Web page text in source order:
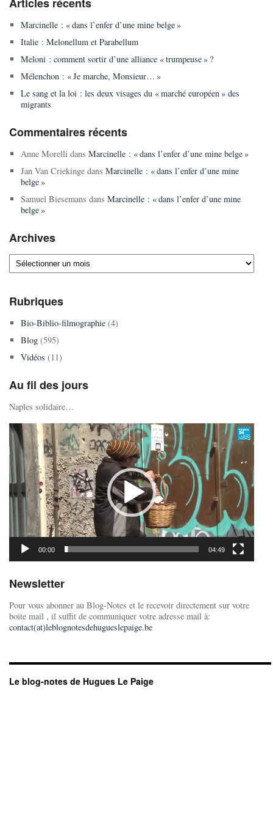
Marcinelle : « dans l’enfer d’une mine belge »
Italie : Melonellum et Parabellum
Meloni : comment sortir d’une alliance « trumpeuse » ?
Mélenchon : « Je marche, Monsieur… »
Le sang et la loi : les deux visages du « marché européen » des
migrants
Commentaires récents
Anne Morelli dans Marcinelle : « dans l’enfer d’une mine belge »
Jan Van Criekingedans Marcinelle : « dans l’enfer d’une mine
belge »
Samuel Biesemans dans Marcinelle : « dans l’enfer d’une mine
belge »
Archives
Archives
Rubriques
Bio-Biblio-filmographie(4)
Blog(595)
Vidéos (11)
Au fil des jours
Naples solidaire…
Lecteur
vidéo
00:00 04:49
Newsletter
Pour vous abonner au Blog-Notes et le recevoir directement sur votre
boite mail , il suffit de communiquer votre adresse mail à:
contact(at)leblognotesdehugueslepaige.be
Le blog-notes de Hugues Le Paige